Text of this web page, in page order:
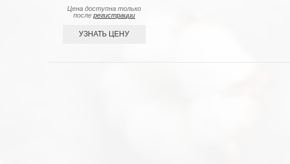
Цена доступна только
послерегистрации
УЗНАТЬ ЦЕНУ